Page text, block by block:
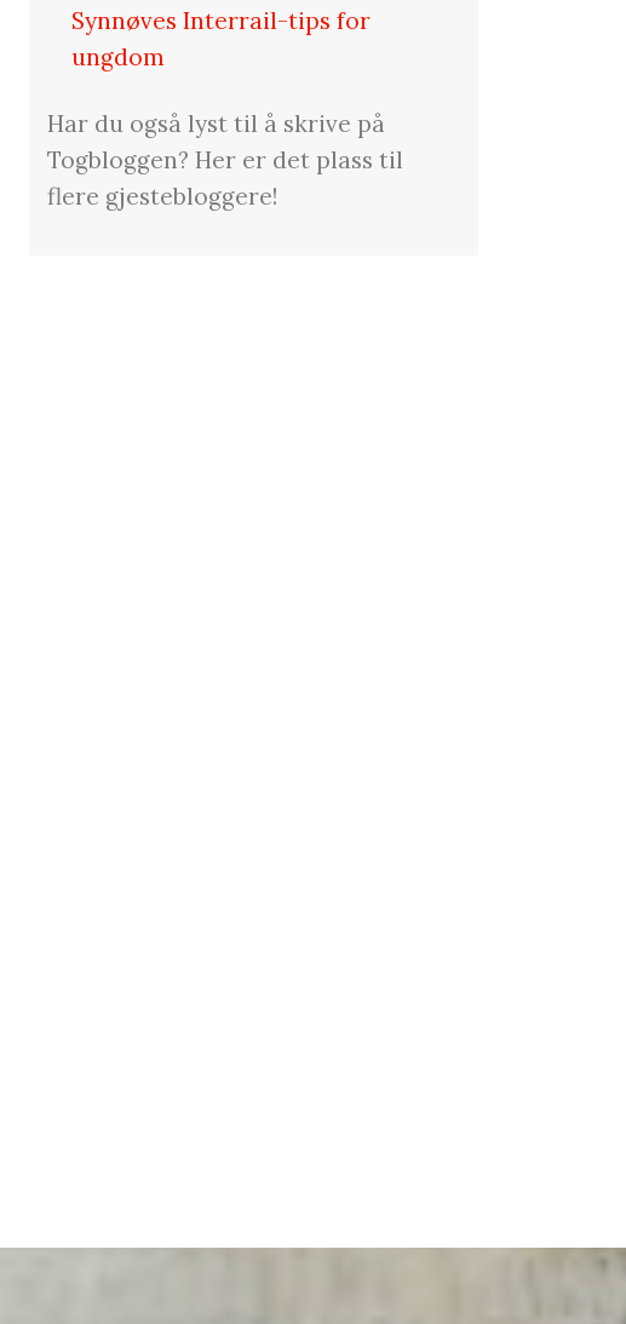
Synnøves Interrail-tips for
ungdom
Har du også lyst til å skrive på
Togbloggen? Her er det plass til
flere gjestebloggere!